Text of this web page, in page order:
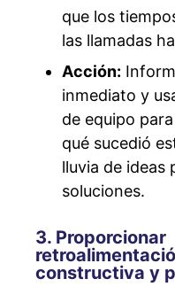
que los
las llamadas
Acción:
inmediato y
de equipo
qué sucedió
lluvia de ideas
soluciones.
3. Proporcionar
constructiva y